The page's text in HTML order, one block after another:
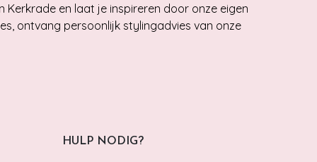
Kerkrade en laat je inspireren door onze eigen
ontvang persoonlijk stylingadvies van onze
HULP NODIG?